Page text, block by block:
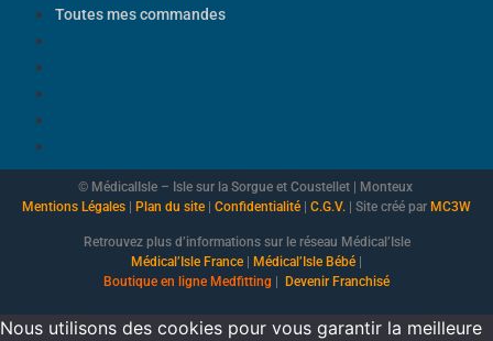
Toutes mes commandes
© MédicalIsle – Isle sur la Sorgue et Coustellet | Monteux
Mentions Légales | Plan du site | Confidentialité | C.G.V. | Site créé par MC3W
Retrouvez plus d’informations sur le réseau Médical’Isle
Médical’Isle France
Médical’Isle Bébé
Boutique en ligne Medfitting Devenir Franchisé
Nous utilisons des cookies pour vous garantir la meilleure